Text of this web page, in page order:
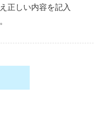
正しい内容を記入